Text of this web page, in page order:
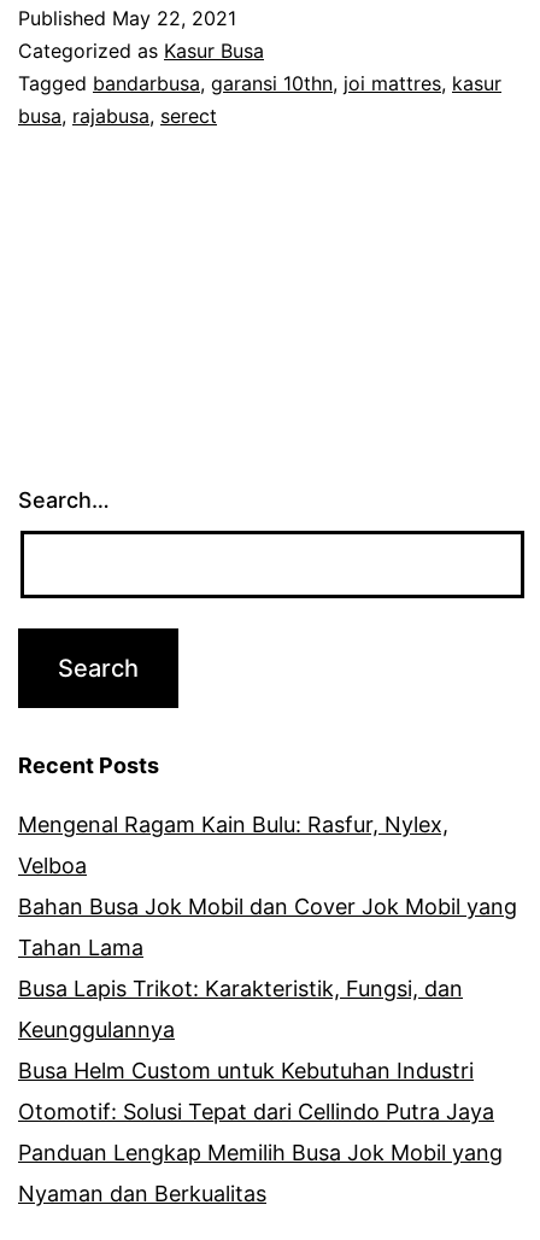
10
Published May 22, 2021
Categorized as Kasur Busa
Tagged bandarbusa, garansi 10thn, joi mattres, kasur
busa, rajabusa, serect
Search…
Recent Posts
Mengenal Ragam Kain Bulu: Rasfur, Nylex,
Velboa
Bahan Busa Jok Mobil dan Cover Jok Mobil yang
Tahan Lama
Busa Lapis Trikot: Karakteristik, Fungsi, dan
Keunggulannya
Busa Helm Custom untuk Kebutuhan Industri
Otomotif: Solusi Tepat dari Cellindo Putra Jaya
Panduan Lengkap Memilih Busa Jok Mobil yang
Nyaman dan Berkualitas